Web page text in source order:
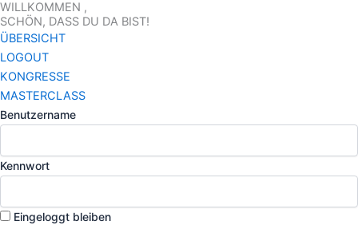
Zum
Inhalt
springen
WILLKOMMEN ,
SCHÖN, DASS DU DA BIST!
ÜBERSICHT
LOGOUT
KONGRESSE
MASTERCLASS
Benutzername
Kennwort
Eingeloggt bleiben